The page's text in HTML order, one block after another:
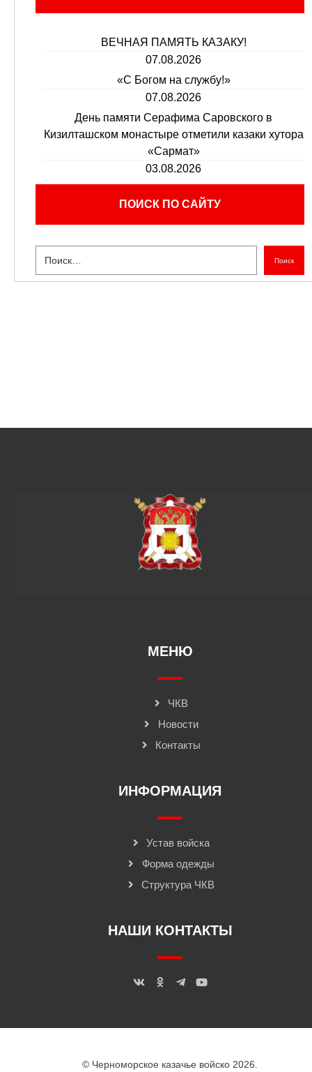
ВЕЧНАЯ ПАМЯТЬ КАЗАКУ!
07.08.2026
«С Богом на службу!»
07.08.2026
День памяти Серафима Саровского в
Кизилташском монастыре отметили казаки хутора
«Сармат»
03.08.2026
ПОИСК ПО САЙТУ
Поиск
МЕНЮ
ЧКВ
Новости
Контакты
ИНФОРМАЦИЯ
Устав войска
Форма одежды
Структура ЧКВ
НАШИ КОНТАКТЫ
© Черноморское казачье войско 2026.